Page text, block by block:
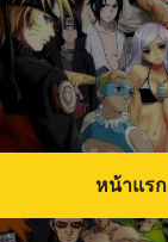
หน้าแรก